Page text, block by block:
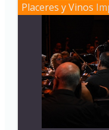
Placeres y Vinos